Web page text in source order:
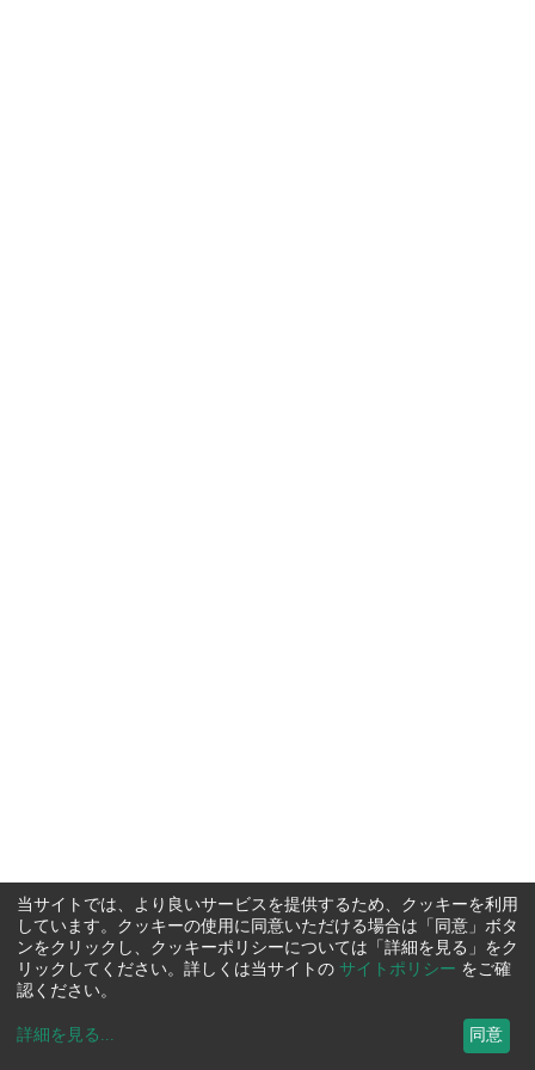
当サイトでは、より良いサービスを提供するため、クッキーを利用
しています。クッキーの使用に同意いただける場合は「同意」ボタ
ンをクリックし、クッキーポリシーについては「詳細を見る」をク
リックしてください。詳しくは当サイトの サイトポリシー をご確
認ください。
詳細を見る ... 同意